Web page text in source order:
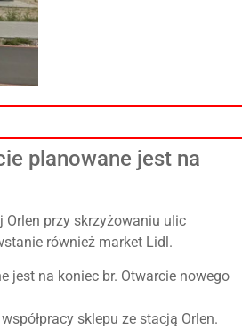
planowane jest na
przy skrzyżowaniu ulic
również market Lidl.
jest na koniec br. Otwarcie nowego
sklepu ze stacją Orlen.